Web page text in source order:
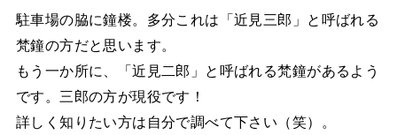
駐車場の脇に鐘楼。多分これは「近見三郎」と呼ばれる
梵鐘の方だと思います。
もう一か所に、「近見二郎」と呼ばれる梵鐘があるよう
です。三郎の方が現役です！
詳しく知りたい方は自分で調べて下さい（笑）。